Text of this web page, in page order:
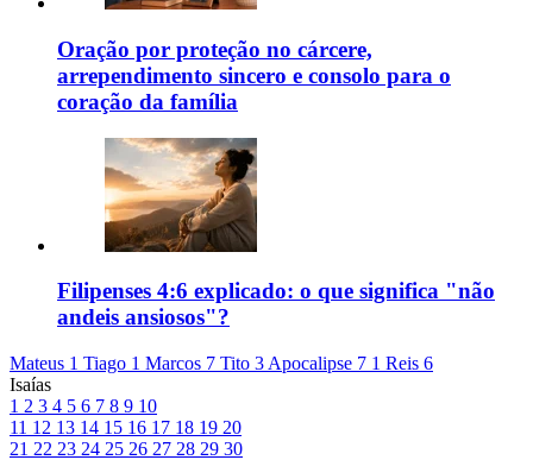
Oração por proteção no cárcere,
arrependimento sincero e consolo para o
coração da família
Filipenses 4:6 explicado: o que significa "não
andeis ansiosos"?
Mateus 1 Tiago 1 Marcos 7 Tito 3 Apocalipse 7 1 Reis 6
Isaías
1 2 3 4 5 6 7 8 9 10
11 12 13 14 15 16 17 18 19 20
21 22 23 24 25 26 27 28 29 30